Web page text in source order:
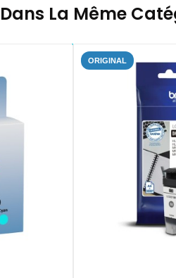
La Même
ORIGINAL